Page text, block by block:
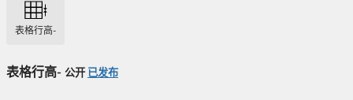
表格行高-
表格行高- 公开 已发布